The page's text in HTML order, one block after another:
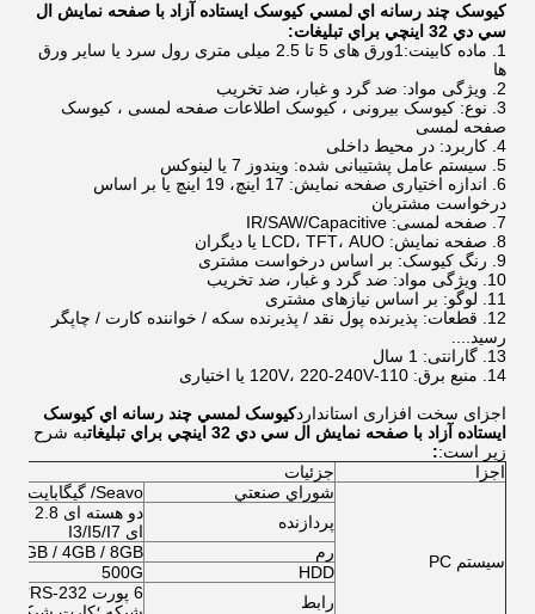
کيوسک چند رسانه اي لمسي کيوسک ايستاده آزاد با صفحه نمایش ال
سي دي 32 اينچي براي تبلیغات:
ماده کابینت:1ورق های 5 تا 2.5 میلی متری رول سرد یا سایر ورق
ها
ویژگی مواد: ضد گرد و غبار، ضد تخریب
نوع: کیوسک بیرونی ، کیوسک اطلاعات صفحه لمسی ، کیوسک
صفحه لمسی
کاربرد: در محیط داخلی
سیستم عامل پشتیبانی شده: ویندوز 7 یا لینوکس
اندازه اختیاری صفحه نمایش: 17 اینچ، 19 اینچ یا بر اساس
درخواست مشتریان
صفحه لمسی: IR/SAW/Capacitive
صفحه نمایش: LCD، TFT، AUO یا دیگران
رنگ کیوسک: بر اساس درخواست مشتری
ویژگی مواد: ضد گرد و غبار، ضد تخریب
لوگو: بر اساس نیازهای مشتری
قطعات: پذیرنده پول نقد / پذیرنده سکه / خواننده کارت / چاپگر
رسید....
گارانتی: 1 سال
منبع برق: 110-120V، 220-240V یا اختیاری
اجزای سخت افزاری استانداردکيوسک لمسي چند رسانه اي کيوسک
ايستاده آزاد با صفحه نمایش ال سي دي 32 اينچي براي تبلیغات
به شرح
زیر است::
اجزا
جزئیات
سیستم PC
شوراي صنعتي
Seavo/ گیگابایت/Advantech AIMB 562
پردازنده
ای I3/I5/I7
رم
2GB / 4GB / 8GB
HDD
500G
رابط